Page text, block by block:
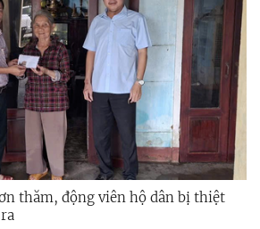
thăm, động viên hộ dân bị thiệt